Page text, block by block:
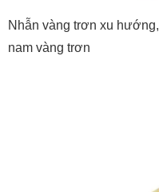
Nhẫn vàng trơn xu hướng,
nam vàng trơn